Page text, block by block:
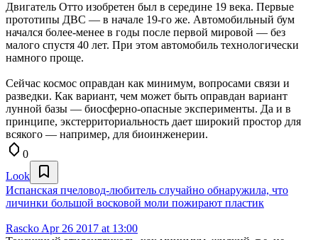
Двигатель Отто изобретен был в середине 19 века. Первые
прототипы ДВС — в начале 19-го же. Автомобильный бум
начался более-менее в годы после первой мировой — без
малого спустя 40 лет. При этом автомобиль технологически
намного проще.
Сейчас космос оправдан как минимум, вопросами связи и
разведки. Как вариант, чем может быть оправдан вариант
лунной базы — биосферно-опасные эксперименты. Да и в
принципе, экстерриториальность дает широкий простор для
всякого — например, для биоинженерии.
0
Look
Испанская пчеловод-любитель случайно обнаружила, что
личинки большой восковой моли пожирают пластик
Rascko Apr 26 2017 at 13:00